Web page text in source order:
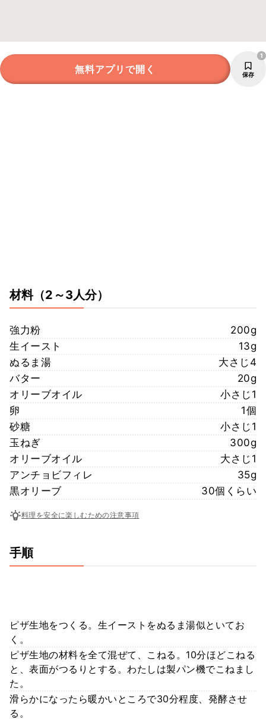
無料アプリで開く 保存
1
材料（2～3人分）
強力粉
200g
生イースト
13g
ぬるま湯
大さじ4
バター
20g
オリーブオイル
小さじ1
卵
1個
砂糖
小さじ1
玉ねぎ
300g
オリーブオイル
大さじ1
アンチョビフィレ
35g
黒オリーブ
30個くらい
料理を安全に楽しむための注意事項
手順
ピザ生地をつくる。生イーストをぬるま湯似といてお
く。
ピザ生地の材料を全て混ぜて、こねる。10分ほどこねる
と、表面がつるりとする。わたしは製パン機でこねまし
た。
滑らかになったら暖かいところで30分程度、発酵させ
る。